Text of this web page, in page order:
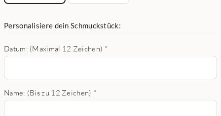
Personalisiere dein Schmuckstück:
Datum: (Maximal 12 Zeichen) *
Name: (Bis zu 12 Zeichen) *